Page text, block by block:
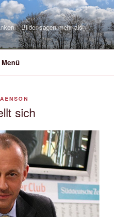
– Bilder sagen mehr als
Menü
sich